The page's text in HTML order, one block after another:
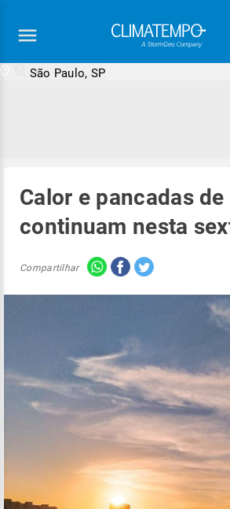
São Paulo, SP
Calor e pancadas
continuam nesta
Compartilhar